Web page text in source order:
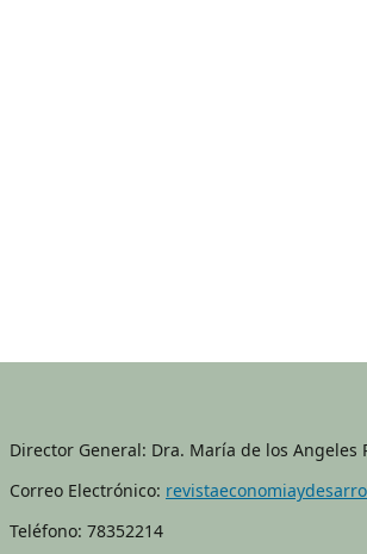
Director General: Dra. María de los Angeles
Correo Electrónico:
Teléfono: 78352214